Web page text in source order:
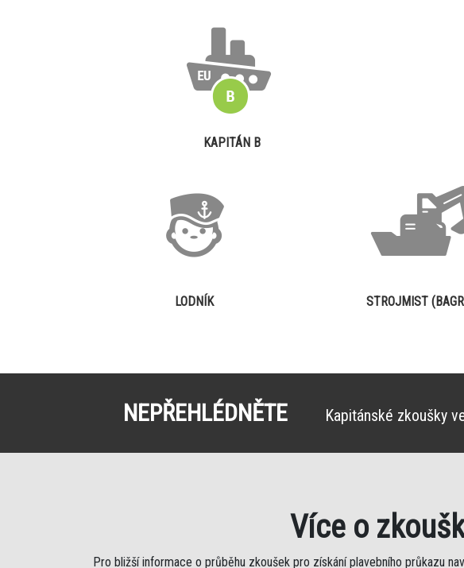
KAPITÁN B
LODNÍK STROJMIST
NEPŘEHLÉDNĚTE Kapitánské zkoušky
Více o
Pro bližší informace o průběhu zkoušek pro získání plavebního průkazu